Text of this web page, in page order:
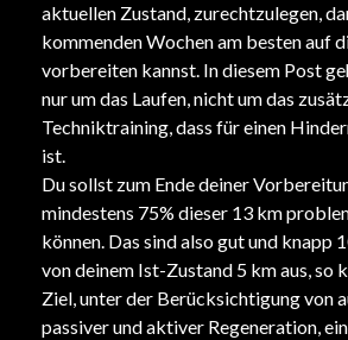
aktuellen Zustand, zurechtzulegen,
kommenden Wochen am besten auf
vorbereiten kannst. In diesem Post
nur um das Laufen, nicht um das
Techniktraining, dass für einen
ist.
Du sollst zum Ende deiner
mindestens 75% dieser 13 km
können. Das sind also gut und knapp
von deinem Ist-Zustand 5 km aus, so
Ziel, unter der Berücksichtigung von
passiver und aktiver Regeneration,